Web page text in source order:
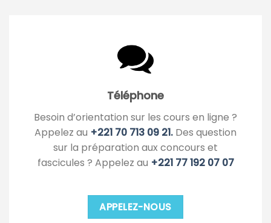
Téléphone
Besoin d’orientation sur les cours en ligne ?
Appelez au +221 70 713 09 21. Des question
sur la préparation aux concours et
fascicules ? Appelez au +221 77 192 07 07
APPELEZ-NOUS